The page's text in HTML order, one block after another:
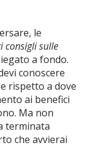
le
consigli sulle
a fondo.
conoscere
rispetto a dove
ai benefici
Ma non
terminata
che avvierai